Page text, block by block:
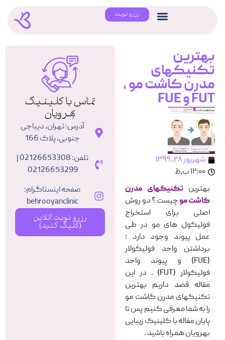
رزرو نوبت
بهترین
تکنیکهای
مدرن کاشت مو ،
FUT و FUE
شهریور ۲۸, ۱۳۹۹
۱۲:۰۰ ب٫ظ
بهترین تکنیکهای مدرن
کاشت موچیست ؟ دو روش
اصلی برای استخراج
فولیکول های مو در طی
عمل پیوند وجود دارد :
برداشتن واحد فولیکولار
(FUE) و پیوند واحد
فولیکولار (FUT) . در این
مقاله قصد داریم بهترین
تکنیکهای مدرن کاشت مو
را به شما معرفی کنیم پس تا
پایان مقاله با کلینیک زیبایی
بهرویان همراه باشید .
تماس با کلینیک
بهرویان
آدرس: تهران، دیباجی
جنوبی، پلاک 166
02126653299
صفحه اینستاگرام:
behrooyanclinic
رزرو نوبت آنلاین
(کلیک کنید)